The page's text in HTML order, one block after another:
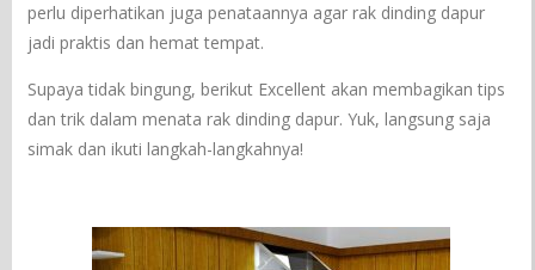
perlu diperhatikan juga penataannya agar rak dinding dapur
jadi praktis dan hemat tempat.
Supaya tidak bingung, berikut Excellent akan membagikan tips
dan trik dalam menata rak dinding dapur. Yuk, langsung saja
simak dan ikuti langkah-langkahnya!